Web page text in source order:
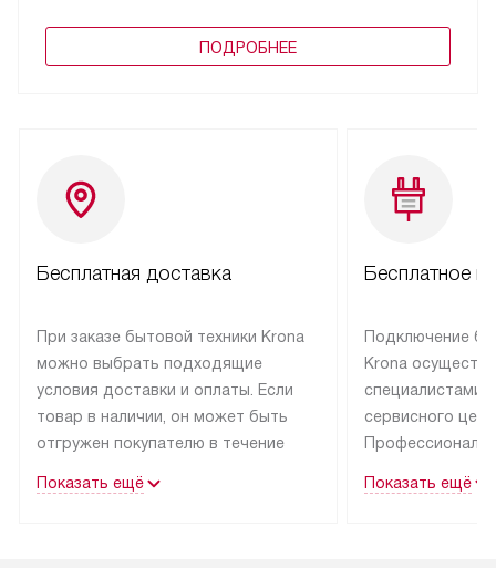
ПОДРОБНЕЕ
Бесплатная доставка
При заказе бытовой техники Krona
можно выбрать подходящие
условия доставки и оплаты. Если
товар в наличии, он может быть
отгружен покупателю в течение
Показать ещё
Бесплатное
Подключение
Krona
специалистами
сервисного
эксплуатации
Показать ещё